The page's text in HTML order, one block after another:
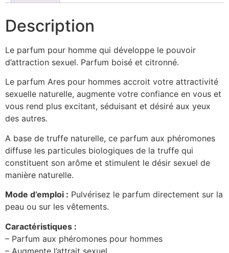
Description
Le parfum pour homme qui développe le pouvoir
d’attraction sexuel. Parfum boisé et citronné.
Le parfum Ares pour hommes accroit votre attractivité
sexuelle naturelle, augmente votre confiance en vous et
vous rend plus excitant, séduisant et désiré aux yeux
des autres.
A base de truffe naturelle, ce parfum aux phéromones
diffuse les particules biologiques de la truffe qui
constituent son arôme et stimulent le désir sexuel de
manière naturelle.
Mode d’emploi : Pulvérisez le parfum directement sur la
peau ou sur les vêtements.
Caractéristiques :
– Parfum aux phéromones pour hommes
– Augmente l’attrait sexuel